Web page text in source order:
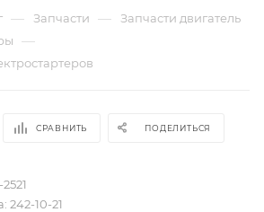
— Запчасти — Запчасти двигатель
—
СРАВНИТЬ ПОДЕЛИТЬСЯ
242-10-21